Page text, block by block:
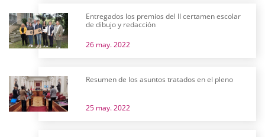
Entregados los premios del II certamen escolar
de dibujo y redacción
26 may. 2022
Resumen de los asuntos tratados en el pleno
25 may. 2022